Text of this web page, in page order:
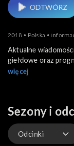
ODTWÓRZ
2018 Polska
Aktualne
giełdowe oraz
krajowych i
więcej
Sezony i
Odcinki